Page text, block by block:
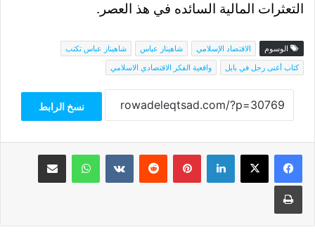
التعثرات المالية السائده في هذ العصر.
الوسوم الاقتصاد الإسلامي شاهيناز عباس
شاهيناز عباس تكتب
كتاب أغنى رجل في بابل
واقعية الفكر الاقتصادي الاسلامي
نسخ الرابط
فيسبوك‫X لينكدإن بينتيريست واتساب مشاركة عبر البريد
طباعة